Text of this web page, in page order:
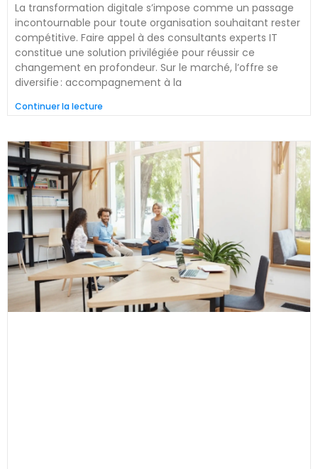
La transformation digitale s’impose comme un passage
incontournable pour toute organisation souhaitant rester
compétitive. Faire appel à des consultants experts IT
constitue une solution privilégiée pour réussir ce
changement en profondeur. Sur le marché, l’offre se
diversifie : accompagnement à la
Continuer la lecture